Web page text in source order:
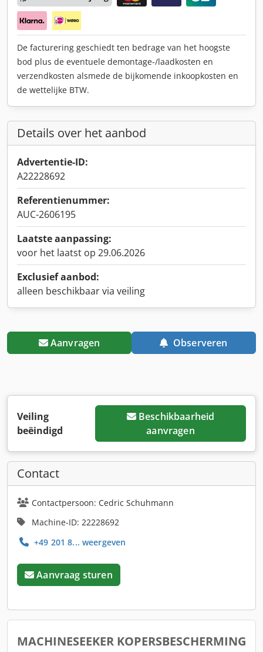
De facturering geschiedt ten bedrage van het hoogste
bod plus de eventuele demontage-/laadkosten en
verzendkosten alsmede de bijkomende inkoopkosten en
de wettelijke BTW.
Details over het aanbod
Advertentie-ID:
A22228692
Referentienummer:
AUC-2606195
Laatste aanpassing:
voor het laatst op 29.06.2026
Exclusief aanbod:
alleen beschikbaar via veiling
Aanvragen Observeren
Veiling
beëindigd
Beschikbaarheid
aanvragen
Contact
Contactpersoon: Cedric Schuhmann
Machine-ID: 22228692
+49 201 8... weergeven
Aanvraag sturen
MACHINESEEKER KOPERSBESCHERMING